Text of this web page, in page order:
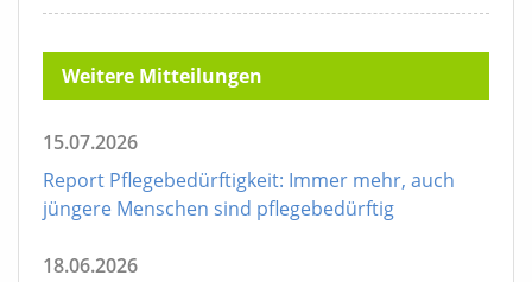
Weitere Mitteilungen
15.07.2026
Report Pflegebedürftigkeit: Immer mehr, auch
jüngere Menschen sind pflegebedürftig
18.06.2026